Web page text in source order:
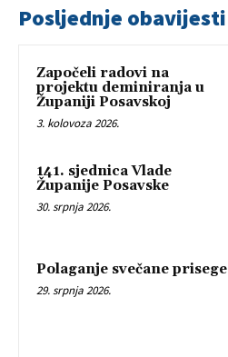
Posljednje obavijesti
Započeli radovi na
projektu deminiranja u
Županiji Posavskoj
3. kolovoza 2026.
141. sjednica Vlade
Županije Posavske
30. srpnja 2026.
Polaganje svečane prisege
29. srpnja 2026.